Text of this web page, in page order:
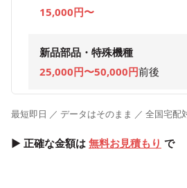
15,000円〜
新品部品・特殊機種
25,000円〜50,000円前後
最短即日 ／ データはそのまま ／ 全国宅配
▶ 正確な金額は 無料お見積もり で